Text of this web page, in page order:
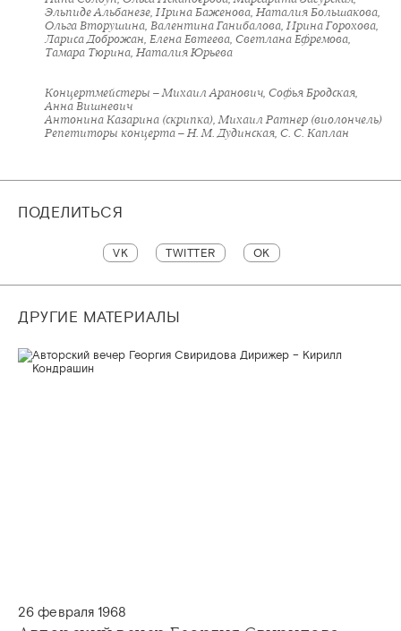
Эльпиде Альбанезе, Ирина Баженова, Наталия Большакова,
Ольга Вторушина, Валентина Ганибалова, Ирина Горохова,
Лариса Доброжан, Елена Евтеева, Светлана Ефремова,
Тамара Тюрина, Наталия Юрьева
Концертмейстеры – Михаил Аранович, Софья Бродская,
Анна Вишневич
Антонина Казарина (скрипка), Михаил Ратнер (виолончель)
Репетиторы концерта – Н. М. Дудинская, С. С. Каплан
ПОДЕЛИТЬСЯ
VK TWITTER OK
ДРУГИЕ МАТЕРИАЛЫ
26 февраля 1968